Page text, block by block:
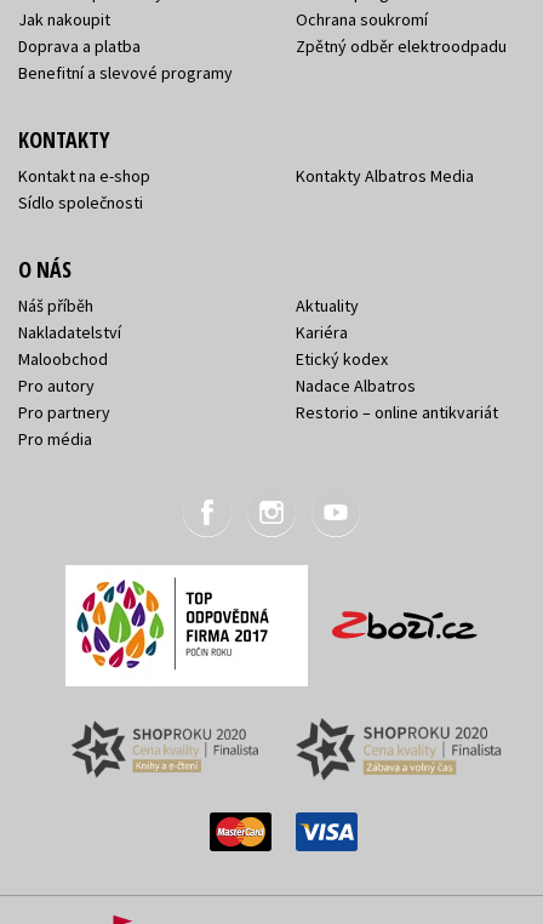
Jak nakoupit
Doprava a platba
Benefitní a slevové programy
Ochrana soukromí
Zpětný odběr elektroodpadu
KONTAKTY
Kontakt na e-shop
Sídlo společnosti
Kontakty Albatros Media
O NÁS
Náš příběh
Nakladatelství
Maloobchod
Pro autory
Pro partnery
Pro média
Aktuality
Kariéra
Etický kodex
Nadace Albatros
Restorio – online antikvariát